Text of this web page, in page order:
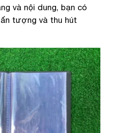
và nội dung, bạn có
tượng và thu hút